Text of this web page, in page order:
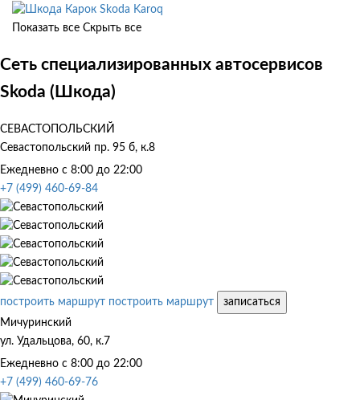
Skoda Karoq
Показать все Скрыть все
Сеть специализированных автосервисов
Skoda (Шкода)
СЕВАСТОПОЛЬСКИЙ
Севастопольский пр. 95 б, к.8
Ежедневно с 8:00 до 22:00
+7 (499) 460-69-84
построить маршрут построить маршрут
записаться
Мичуринский
ул. Удальцова, 60, к.7
Ежедневно с 8:00 до 22:00
+7 (499) 460-69-76